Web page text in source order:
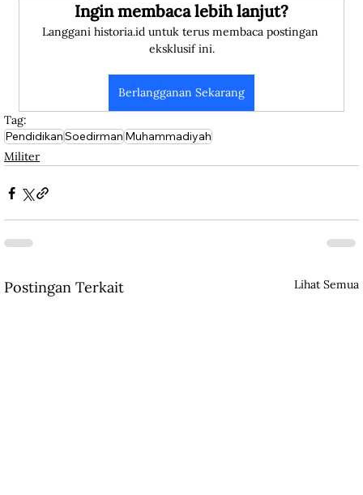
Ingin membaca lebih lanjut?
Langgani historia.id untuk terus membaca postingan
eksklusif ini.
Berlangganan Sekarang
Tag:
PendidikanSoedirmanMuhammadiyah
Militer
Postingan Terkait Lihat Semua